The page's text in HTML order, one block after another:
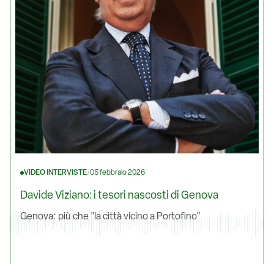
VIDEO INTERVISTE/05 febbraio 2026
Davide Viziano: i tesori nascosti di Genova
Genova: più che "la città vicino a Portofino"